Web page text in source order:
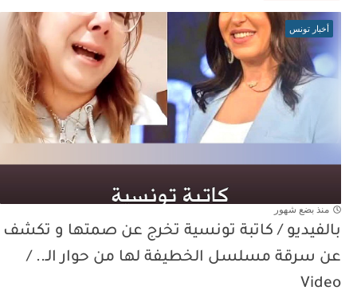
أخبار تونس
منذ بضع شهور
بالفيديو / كاتبة تونسية تخرج عن صمتها و تكشف
عن سرقة مسلسل الخطيفة لها من حوار الـ.. /
Video